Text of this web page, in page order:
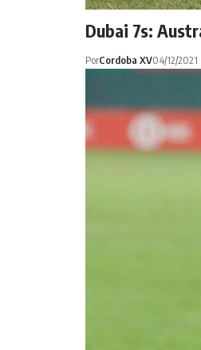
Dubai 7s:
PorCordoba XV04/12/2021